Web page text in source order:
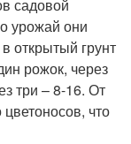
садовой
урожай они
открытый грунт
рожок, через
три – 8-16. От
что